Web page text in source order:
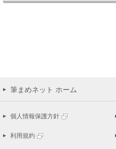
筆まめネット ホーム
個人情報保護方針
利用規約